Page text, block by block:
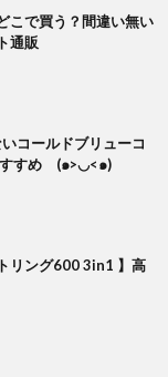
こで買う？間違い無い
通販
コールドブリューコ
すすめ (๑>◡<๑)
リング600 3in1 】高